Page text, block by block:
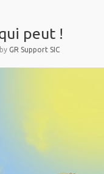
peut !
byGR Support SIC